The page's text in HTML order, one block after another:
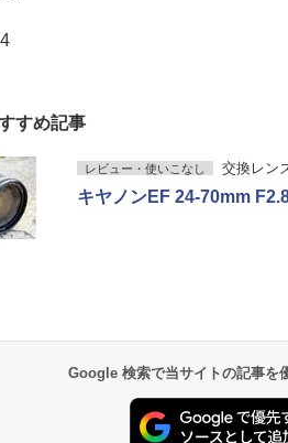
すめ記事
レビュー・使いこなし 交換レン
キヤノンEF 24-70mm
Google 検索で当サイトの記事を